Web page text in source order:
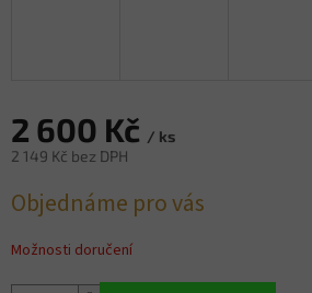
2 600 Kč / ks
2 149 Kč bez DPH
cena:
Objednáme pro vás
Možnosti doručení